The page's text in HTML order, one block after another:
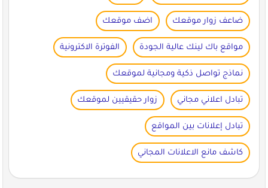
ضاعف زوار موقعك اضف موقعك
مواقع باك لينك عالية الجودة الفوترة الاكترونية
نماذج تواصل ذكية ومجانية لموقعك
تبادل اعلاني مجاني زوار حقيقيين لموقعك
تبادل إعلانات بين المواقع
كاشف مانع الاعلانات المجاني